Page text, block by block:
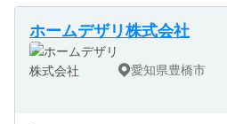
ホームデザリ株式会社
愛知県豊橋市